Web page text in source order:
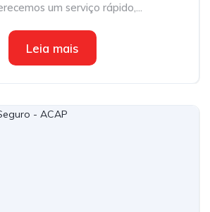
um serviço rápido,...
Leia mais